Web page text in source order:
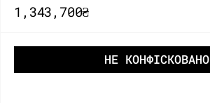
1,343,700₴
НЕ КОНФІСКОВАНО